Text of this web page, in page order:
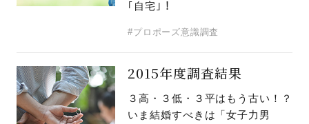
｢自宅｣！
#プロポーズ意識調査
2015年度調査結果
３高・３低・３平はもう古い！？
いま結婚すべきは「女子力男